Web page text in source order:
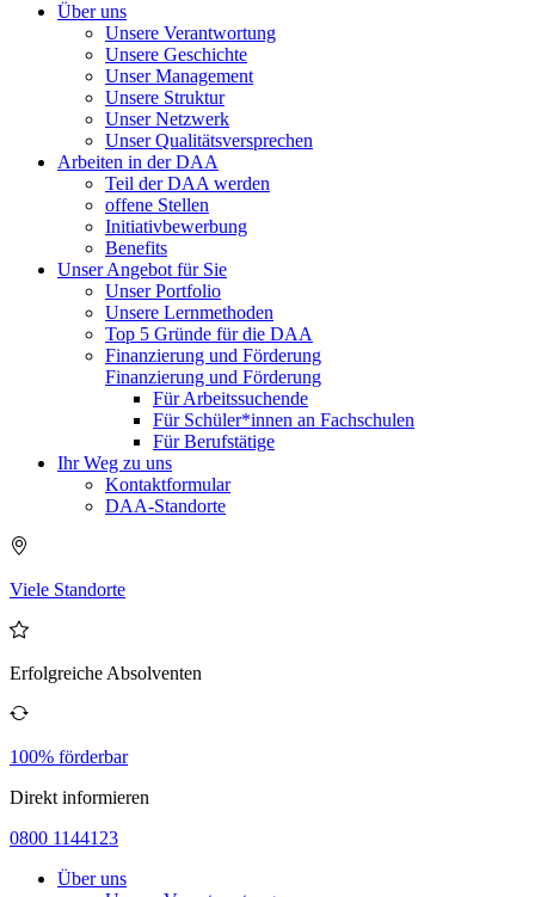
Über uns
Unsere Verantwortung
Unsere Geschichte
Unser Management
Unsere Struktur
Unser Netzwerk
Unser Qualitätsversprechen
Arbeiten in der DAA
Teil der DAA werden
offene Stellen
Initiativbewerbung
Benefits
Unser Angebot für Sie
Unser Portfolio
Unsere Lernmethoden
Top 5 Gründe für die DAA
Finanzierung und Förderung
Finanzierung und Förderung
Für Arbeitssuchende
Für Schüler*innen an Fachschulen
Für Berufstätige
Ihr Weg zu uns
Kontaktformular
DAA-Standorte
Viele Standorte
Erfolgreiche Absolventen
100% förderbar
Direkt informieren
0800 1144123
Über uns